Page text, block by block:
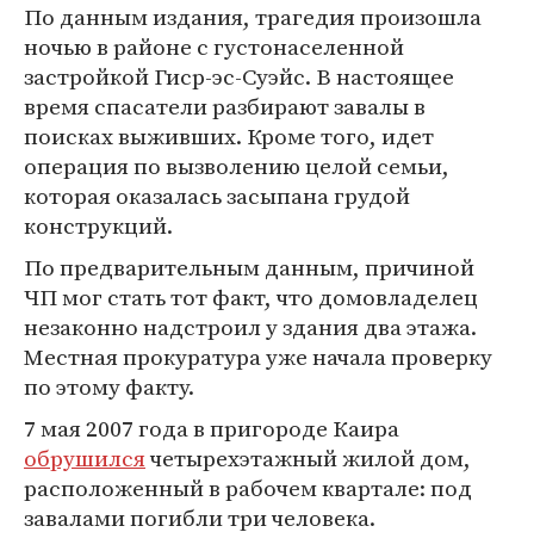
По данным издания, трагедия произошла
ночью в районе с густонаселенной
застройкой Гиср-эс-Суэйс. В настоящее
время спасатели разбирают завалы в
поисках выживших. Кроме того, идет
операция по вызволению целой семьи,
которая оказалась засыпана грудой
конструкций.
По предварительным данным, причиной
ЧП мог стать тот факт, что домовладелец
незаконно надстроил у здания два этажа.
Местная прокуратура уже начала проверку
по этому факту.
7 мая 2007 года в пригороде Каира
обрушилсячетырехэтажный жилой дом,
расположенный в рабочем квартале: под
завалами погибли три человека.